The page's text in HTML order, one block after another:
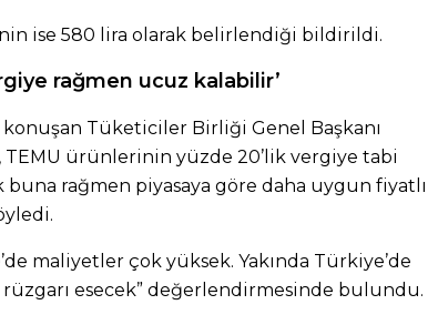
ise 580 lira olarak belirlendiği bildirildi.
rağmen ucuz kalabilir’
konuşan Tüketiciler Birliği Genel Başkanı
TEMU ürünlerinin yüzde 20’lik vergiye tabi
buna rağmen piyasaya göre daha uygun fiyatlı
maliyetler çok yüksek. Yakında Türkiye’de
esecek” değerlendirmesinde bulundu.